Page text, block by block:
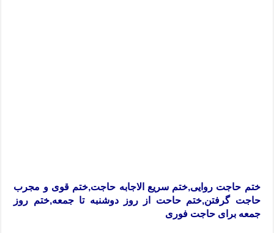
ختم حاجت روایی,ختم سریع الاجابه حاجت,ختم قوی و مجرب
حاجت گرفتن,ختم حاحت از روز دوشنبه تا جمعه,ختم روز
جمعه برای حاجت فوری